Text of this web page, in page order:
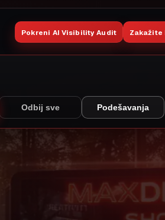
Pokreni AI Visibility Audit Zakažite
Odbij sve Podešavanja